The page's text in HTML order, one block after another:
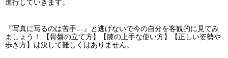
ホームページを見たとお伝えください
＜受付時間＞ 月 木
9:30-13:00
16:00-20:00
進行していきます。
『写真に写るのは苦手…』と逃げないで今の自分を客観的に見てみ
ましょう！ 【骨盤の立て方】【膝の上手な使い方】【正しい姿勢や
歩き方】は決して難しくはありません。